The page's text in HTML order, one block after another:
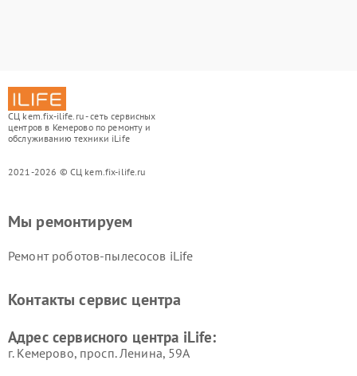
СЦ kem.fix-ilife.ru - сеть сервисных
центров в Кемерово по ремонту и
обслуживанию техники iLife
2021-2026 © СЦ kem.fix-ilife.ru
Мы ремонтируем
Ремонт роботов-пылесосов iLife
Контакты сервис центра
Адрес сервисного центра iLife:
г. Кемерово, просп. Ленина, 59А